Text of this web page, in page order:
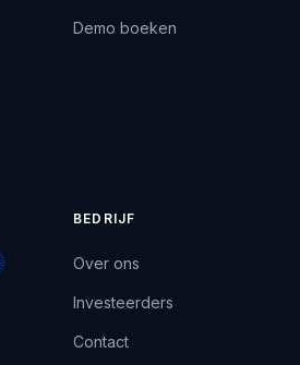
Demo boeken
BEDRIJF
Over ons
Investeerders
Contact